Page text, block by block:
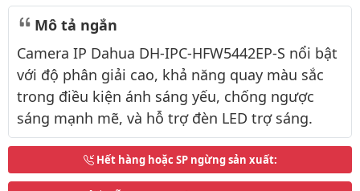
Mô tả ngắn
Camera IP Dahua DH-IPC-HFW5442EP-S nổi bật
với độ phân giải cao, khả năng quay màu sắc
trong điều kiện ánh sáng yếu, chống ngược
sáng mạnh mẽ, và hỗ trợ đèn LED trợ sáng.
Hết hàng hoặc SP ngừng sản xuất: